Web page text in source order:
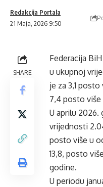
21 Maja, 2026 9:50
Redakcija Portala
SHARE
Federacija
u ukupnoj
je za 3,1
7,4 posto više
U aprilu 2026.
vrijednosti
posto više u
13,8, posto
godine.
U periodu